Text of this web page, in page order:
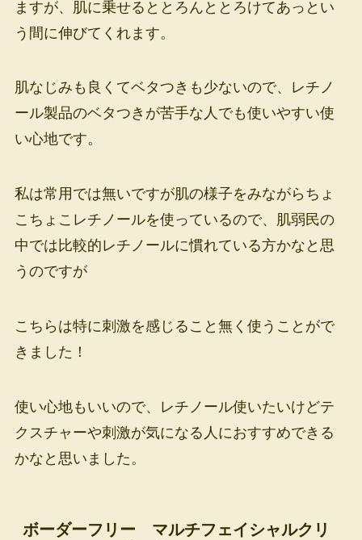
ますが、肌に乗せるととろんととろけてあっとい
う間に伸びてくれます。
肌なじみも良くてベタつきも少ないので、レチノ
ール製品のベタつきが苦手な人でも使いやすい使
い心地です。
私は常用では無いですが肌の様子をみながらちょ
こちょこレチノールを使っているので、肌弱民の
中では比較的レチノールに慣れている方かなと思
うのですが
こちらは特に刺激を感じること無く使うことがで
きました！
使い心地もいいので、レチノール使いたいけどテ
クスチャーや刺激が気になる人におすすめできる
かなと思いました。
ボーダーフリー マルチフェイシャルクリ